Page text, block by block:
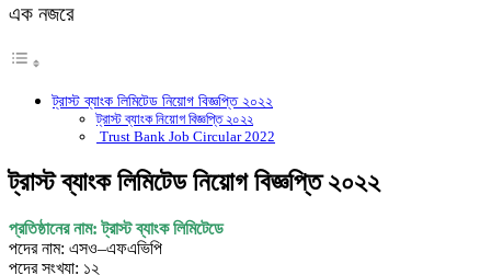
এক নজরে
ট্রাস্ট ব্যাংক লিমিটেড নিয়োগ বিজ্ঞপ্তি ২০২২
ট্রাস্ট ব্যাংক নিয়োগ বিজ্ঞপ্তি ২০২২
Trust Bank Job Circular 2022
ট্রাস্ট ব্যাংক লিমিটেড নিয়োগ বিজ্ঞপ্তি ২০২২
প্রতিষ্ঠানের নাম: ট্রাস্ট ব্যাংক লিমিটেডে
পদের নাম: এসও–এফএভিপি
পদের সংখ্যা: ১২